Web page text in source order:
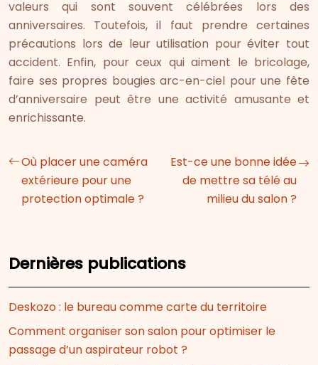
valeurs qui sont souvent célébrées lors des
anniversaires. Toutefois, il faut prendre certaines
précautions lors de leur utilisation pour éviter tout
accident. Enfin, pour ceux qui aiment le bricolage,
faire ses propres bougies arc-en-ciel pour une fête
d’anniversaire peut être une activité amusante et
enrichissante.
Où placer une caméra
extérieure pour une
protection optimale ?
Est-ce une bonne idée
de mettre sa télé au
milieu du salon ?
Dernières publications
Deskozo : le bureau comme carte du territoire
Comment organiser son salon pour optimiser le
passage d’un aspirateur robot ?